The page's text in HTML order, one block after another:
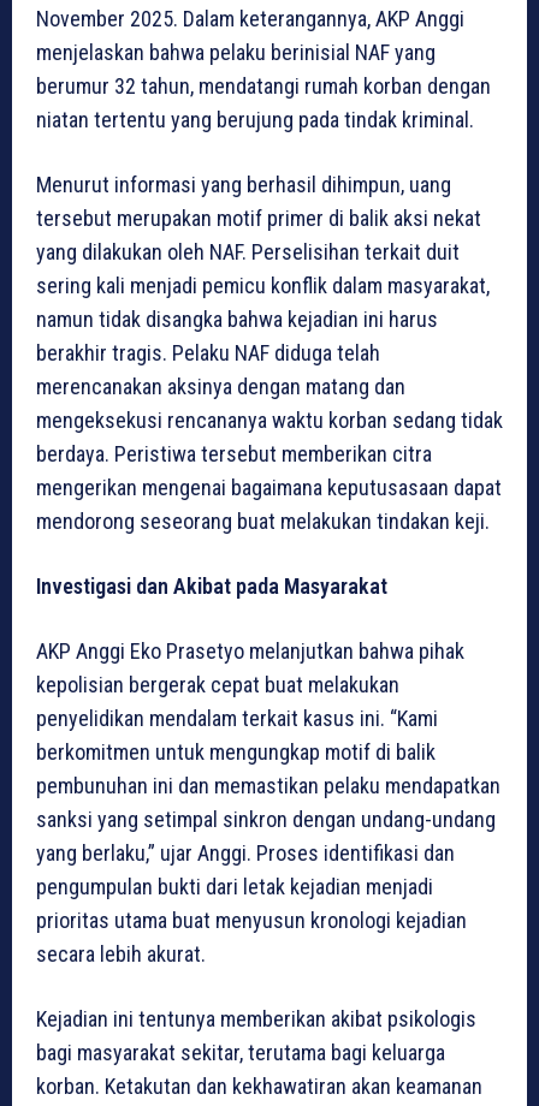
November 2025. Dalam keterangannya, AKP Anggi
menjelaskan bahwa pelaku berinisial NAF yang
berumur 32 tahun, mendatangi rumah korban dengan
niatan tertentu yang berujung pada tindak kriminal.
Menurut informasi yang berhasil dihimpun, uang
tersebut merupakan motif primer di balik aksi nekat
yang dilakukan oleh NAF. Perselisihan terkait duit
sering kali menjadi pemicu konflik dalam masyarakat,
namun tidak disangka bahwa kejadian ini harus
berakhir tragis. Pelaku NAF diduga telah
merencanakan aksinya dengan matang dan
mengeksekusi rencananya waktu korban sedang tidak
berdaya. Peristiwa tersebut memberikan citra
mengerikan mengenai bagaimana keputusasaan dapat
mendorong seseorang buat melakukan tindakan keji.
Investigasi dan Akibat pada Masyarakat
AKP Anggi Eko Prasetyo melanjutkan bahwa pihak
kepolisian bergerak cepat buat melakukan
penyelidikan mendalam terkait kasus ini. “Kami
berkomitmen untuk mengungkap motif di balik
pembunuhan ini dan memastikan pelaku mendapatkan
sanksi yang setimpal sinkron dengan undang-undang
yang berlaku,” ujar Anggi. Proses identifikasi dan
pengumpulan bukti dari letak kejadian menjadi
prioritas utama buat menyusun kronologi kejadian
secara lebih akurat.
Kejadian ini tentunya memberikan akibat psikologis
bagi masyarakat sekitar, terutama bagi keluarga
korban. Ketakutan dan kekhawatiran akan keamanan